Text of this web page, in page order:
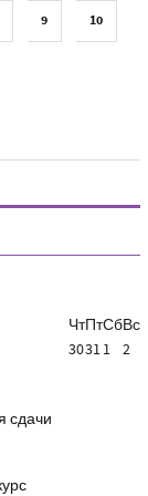
9 10
ЧтПтСбВс
30311 2
сдачи